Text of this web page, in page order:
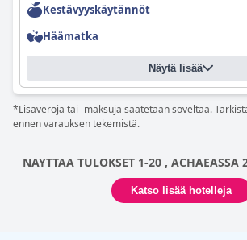
heidän ystävällisyydestään ja
Vaikka aamiaisesta oli vaihtelevia arvosteluja,
kuvasivat sen poikkeukselliseksi ja
kaikkiaan vieraat nauttivat oleskelustaan
hotellissa ja ylistivät henkilökuntaa heidän
huomaavaisuudestaan ja halukkuudestaan
Kestävyyskäytännöt
Häämatka
Näytä lisää
*Lisäveroja tai -maksuja saatetaan soveltaa.
ennen varauksen tekemistä.
NAYTTAA TULOKSET 1-20 , ACHAEASSA
Katso lisää hotelleja